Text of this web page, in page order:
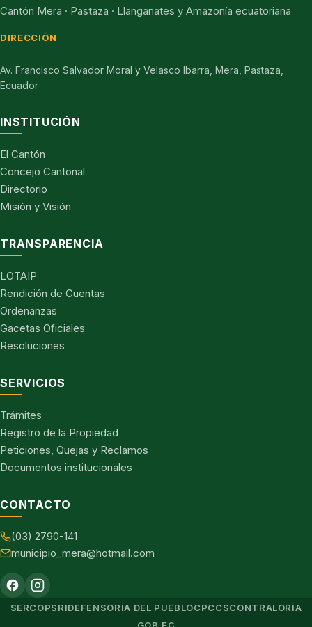
Cantón Mera · Pastaza · Llanganates y Amazonía ecuatoriana
DIRECCIÓN
Av. Francisco Salvador Moral y Velasco Ibarra, Mera, Pastaza,
Ecuador
INSTITUCIÓN
El Cantón
Concejo Cantonal
Directorio
Misión y Visión
TRANSPARENCIA
LOTAIP
Rendición de Cuentas
Ordenanzas
Gacetas Oficiales
Resoluciones
SERVICIOS
Trámites
Registro de la Propiedad
Peticiones, Quejas y Reclamos
Documentos institucionales
CONTACTO
(03) 2790-141
municipio_mera@hotmail.com
SERCOPSRIDEFENSORÍA DEL PUEBLOCPCCSCONTRALORÍA